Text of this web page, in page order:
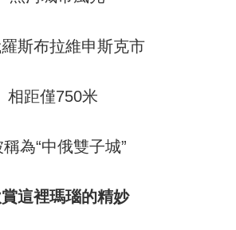
斯布拉維申斯克市
相距僅750米
稱為“中俄雙子城”
這裡瑪瑙的精妙